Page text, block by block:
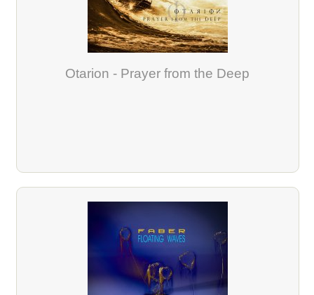
Otarion - Prayer from the Deep